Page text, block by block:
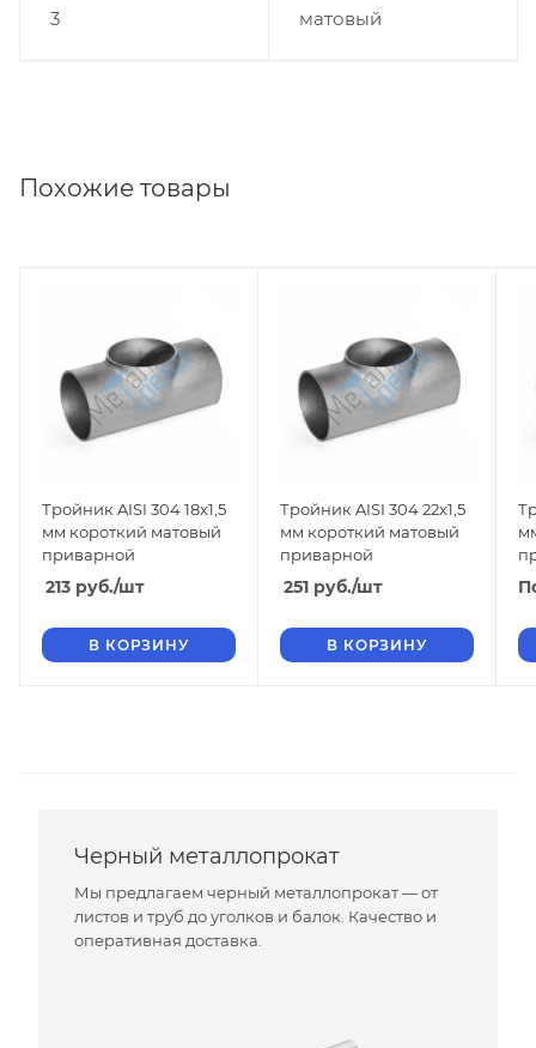
3
матовый
Похожие товары
Тройник AISI 304 18x1,5
мм короткий матовый
приварной
213 руб./шт
В КОРЗИНУ
Тройник AISI 304 22x1,5
мм короткий матовый
приварной
251 руб./шт
В КОРЗИНУ
Черный металлопрокат
Мы предлагаем черный металлопрокат — от
листов и труб до уголков и балок. Качество и
оперативная доставка.